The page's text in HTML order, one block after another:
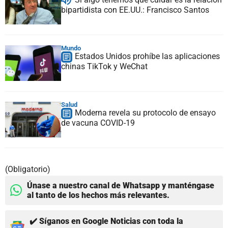
bipartidista con EE.UU.: Francisco Santos
Mundo
Estados Unidos prohíbe las aplicaciones
chinas TikTok y WeChat
Salud
Moderna revela su protocolo de ensayo
de vacuna COVID-19
(Obligatorio)
Únase a nuestro canal de Whatsapp y manténgase
al tanto de los hechos más relevantes.
✔️ Síganos en Google Noticias con toda la